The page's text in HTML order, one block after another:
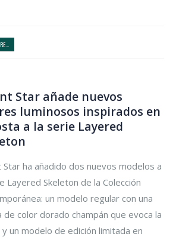
Star añade nuevos
luminosos inspirados en
a la serie Layered
Star ha añadido dos nuevos modelos a
Layered Skeleton de la Colección
un modelo regular con una
de color dorado champán que evoca la
un modelo de edición limitada en